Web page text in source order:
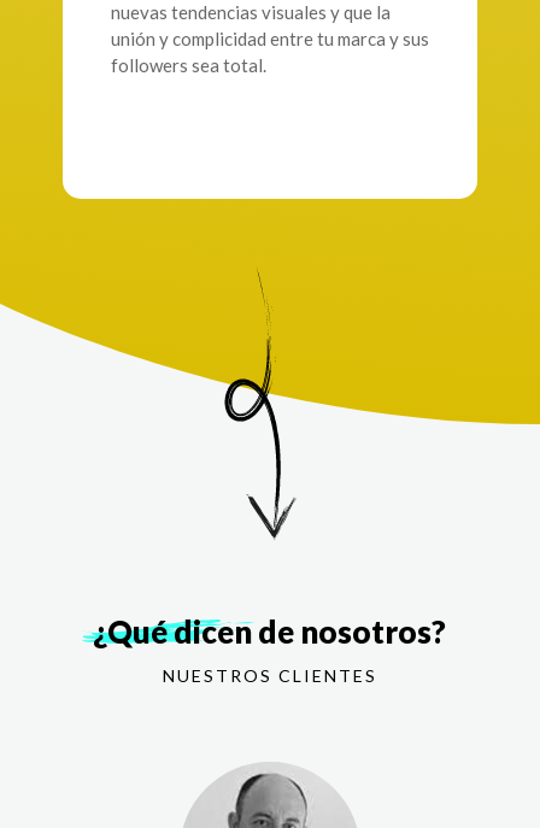
nuevas tendencias visuales y que la
unión y complicidad entre tu marca y sus
followers sea total.
¿Qué dicende nosotros?
NUESTROS CLIENTES